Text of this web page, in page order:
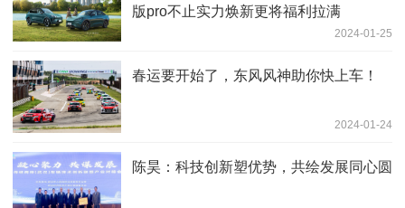
版pro不止实力焕新更将福利拉满
2024-01-25
春运要开始了，东风风神助你快上车！
2024-01-24
陈昊：科技创新塑优势，共绘发展同心圆